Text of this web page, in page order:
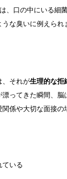
、口の中にいる細
な臭いに例えられ
、それが生理的な拒
ってきた瞬間、
関係や大切な面接
ている